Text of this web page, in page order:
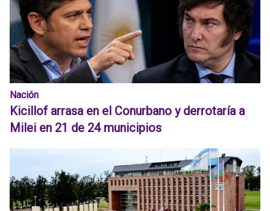
Nación
Kicillof arrasa en el Conurbano y derrotaría a
Milei en 21 de 24 municipios